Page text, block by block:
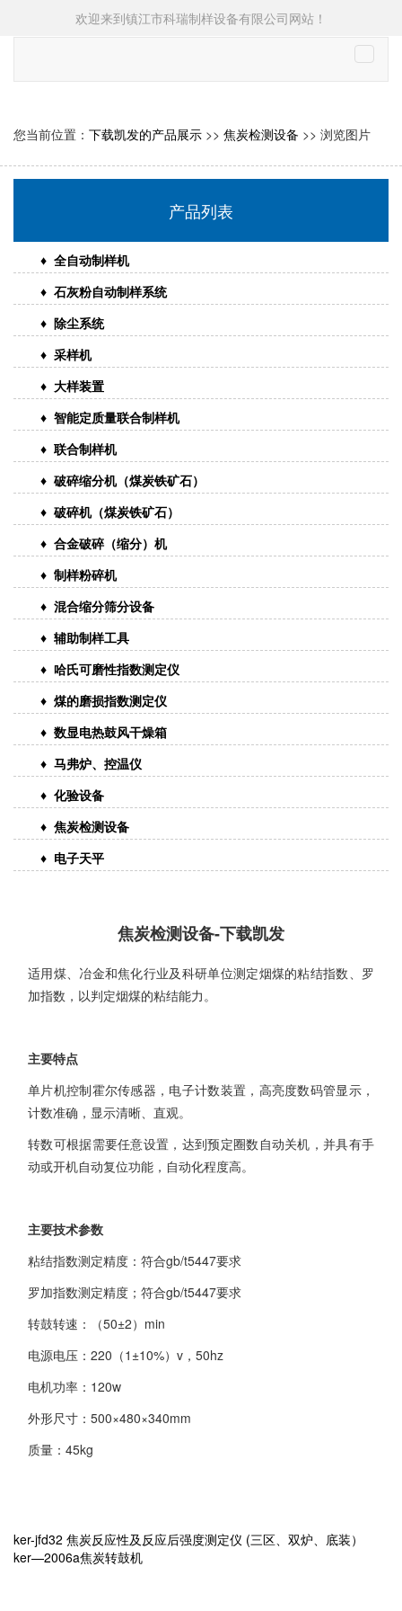
欢迎来到镇江市科瑞制样设备有限公司网站！
切
换
您当前位置： 下载凯发的产品展示 >> 焦炭检测设备 >> 浏览图片
产品列表
♦ 全自动制样机
♦ 石灰粉自动制样系统
♦ 除尘系统
♦ 采样机
♦ 大样装置
♦ 智能定质量联合制样机
♦ 联合制样机
♦ 破碎缩分机（煤炭铁矿石）
♦ 破碎机（煤炭铁矿石）
♦ 合金破碎（缩分）机
♦ 制样粉碎机
♦ 混合缩分筛分设备
♦ 辅助制样工具
♦ 哈氏可磨性指数测定仪
♦ 煤的磨损指数测定仪
♦ 数显电热鼓风干燥箱
♦ 马弗炉、控温仪
♦ 化验设备
♦ 焦炭检测设备
♦ 电子天平
焦炭检测设备-下载凯发
适用煤、冶金和焦化行业及科研单位测定烟煤的粘结指数、罗
加指数，以判定烟煤的粘结能力。
主要特点
单片机控制霍尔传感器，电子计数装置，高亮度数码管显示，
计数准确，显示清晰、直观。
转数可根据需要任意设置，达到预定圈数自动关机，并具有手
动或开机自动复位功能，自动化程度高。
主要技术参数
粘结指数测定精度：符合gb/t5447要求
罗加指数测定精度；符合gb/t5447要求
转鼓转速：（50±2）min
电源电压：220（1±10%）v，50hz
电机功率：120w
外形尺寸：500×480×340mm
质量：45kg
ker-jfd32 焦炭反应性及反应后强度测定仪 (三区、双炉、底装）
ker—2006a焦炭转鼓机